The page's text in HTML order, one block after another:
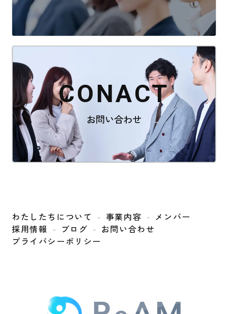
CONACT
お問い合わせ
わたしたちについて 事業内容
メンバー
採用情報
ブログ
お問い合わせ
プライバシーポリシー